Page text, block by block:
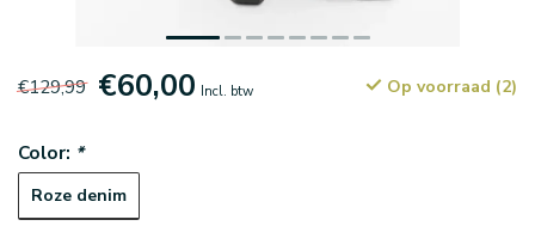
€129,99 €60,00 Incl. btw Op voorraad (2)
Color: *
Roze denim